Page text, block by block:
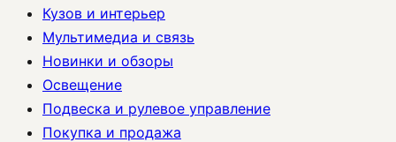
Кузов и интерьер
Мультимедиа и связь
Новинки и обзоры
Освещение
Подвеска и рулевое управление
Покупка и продажа